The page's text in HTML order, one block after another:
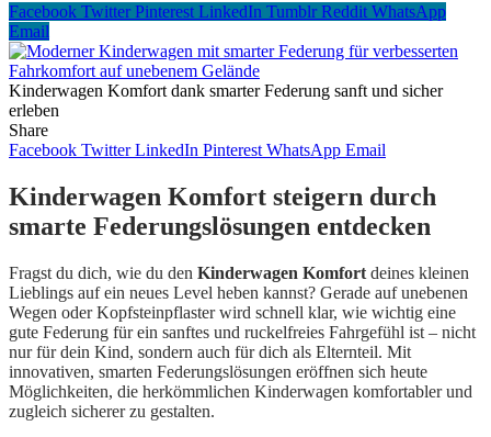
Facebook Twitter Pinterest LinkedIn Tumblr Reddit WhatsApp
Email
Kinderwagen Komfort dank smarter Federung sanft und sicher
erleben
Share
Facebook Twitter LinkedIn Pinterest WhatsApp Email
Kinderwagen Komfort steigern durch
smarte Federungslösungen entdecken
Fragst du dich, wie du den Kinderwagen Komfort deines kleinen
Lieblings auf ein neues Level heben kannst? Gerade auf unebenen
Wegen oder Kopfsteinpflaster wird schnell klar, wie wichtig eine
gute Federung für ein sanftes und ruckelfreies Fahrgefühl ist – nicht
nur für dein Kind, sondern auch für dich als Elternteil. Mit
innovativen, smarten Federungslösungen eröffnen sich heute
Möglichkeiten, die herkömmlichen Kinderwagen komfortabler und
zugleich sicherer zu gestalten.